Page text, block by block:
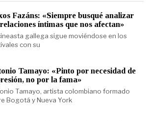
Fazáns: «Siempre busqué analizar
íntimas que nos afectan»
gallega sigue moviéndose en los
con su
Tamayo: «Pinto por necesidad de
no por la fama»
Tamayo, artista colombiano formado
Bogotá y Nueva York